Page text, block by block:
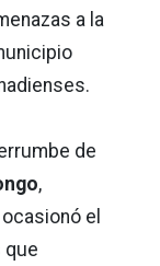
a la
de
,
el
que